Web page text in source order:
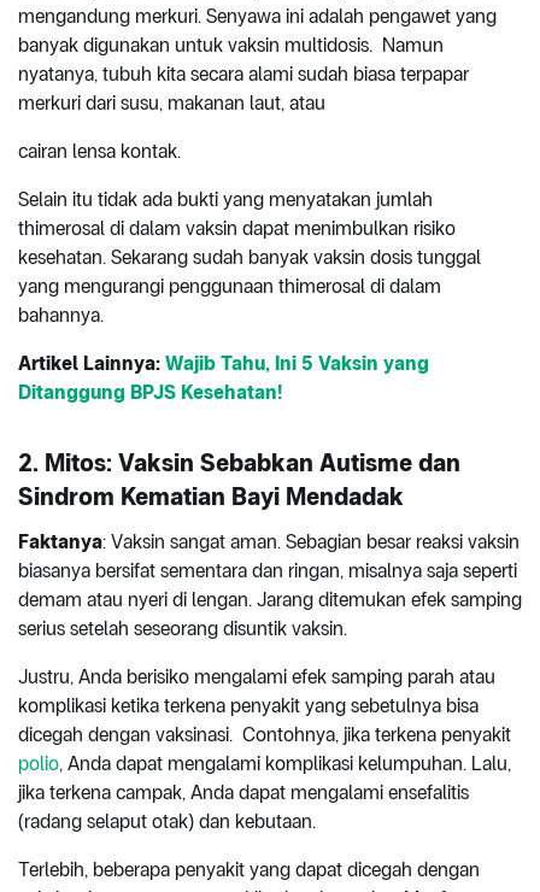
mengandung merkuri. Senyawa ini adalah pengawet yang
banyak digunakan untuk vaksin multidosis. Namun
nyatanya, tubuh kita secara alami sudah biasa terpapar
merkuri dari susu, makanan laut, atau
cairan lensa kontak.
Selain itu tidak ada bukti yang menyatakan jumlah
thimerosal di dalam vaksin dapat menimbulkan risiko
kesehatan. Sekarang sudah banyak vaksin dosis tunggal
yang mengurangi penggunaan thimerosal di dalam
bahannya.
Artikel Lainnya: Wajib Tahu, Ini 5 Vaksin yang
Ditanggung BPJS Kesehatan!
2. Mitos: Vaksin Sebabkan Autisme dan
Sindrom Kematian Bayi Mendadak
Faktanya: Vaksin sangat aman. Sebagian besar reaksi vaksin
biasanya bersifat sementara dan ringan, misalnya saja seperti
demam atau nyeri di lengan. Jarang ditemukan efek samping
serius setelah seseorang disuntik vaksin.
Justru, Anda berisiko mengalami efek samping parah atau
komplikasi ketika terkena penyakit yang sebetulnya bisa
dicegah dengan vaksinasi. Contohnya, jika terkena penyakit
polio, Anda dapat mengalami komplikasi kelumpuhan. Lalu,
jika terkena campak, Anda dapat mengalami ensefalitis
(radang selaput otak) dan kebutaan.
Terlebih, beberapa penyakit yang dapat dicegah dengan